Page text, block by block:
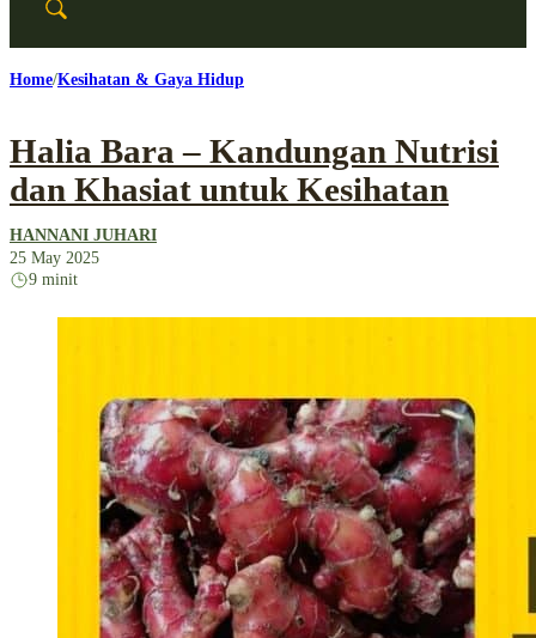
Home Kesihatan & Gaya Hidup
Halia Bara – Kandungan Nutrisi
dan Khasiat untuk Kesihatan
HANNANI JUHARI
25 May 2025
9 minit